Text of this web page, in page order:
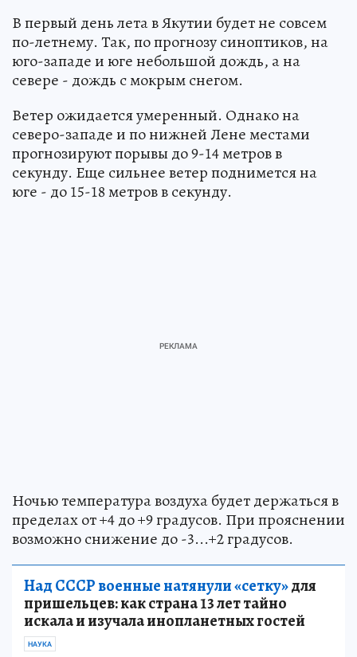
В первый день лета в Якутии будет не совсем
по-летнему. Так, по прогнозу синоптиков, на
юго-западе и юге небольшой дождь, а на
севере - дождь с мокрым снегом.
Ветер ожидается умеренный. Однако на
северо-западе и по нижней Лене местами
прогнозируют порывы до 9-14 метров в
секунду. Еще сильнее ветер поднимется на
юге - до 15-18 метров в секунду.
Ночью температура воздуха будет держаться в
пределах от +4 до +9 градусов. При прояснении
возможно снижение до -3...+2 градусов.
Над СССР военные натянули «сетку»для
пришельцев: как страна 13 лет тайно
искала и изучала инопланетных гостей
НАУКА